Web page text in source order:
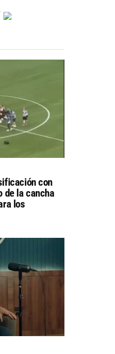
con
de la cancha
los